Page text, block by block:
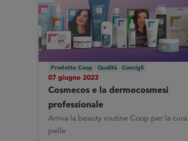
Prodotto Coop Qualità Consigli
07 giugno 2023
Cosmecos e la dermocosmesi
professionale
Arriva la beauty routine Coop per la
pelle